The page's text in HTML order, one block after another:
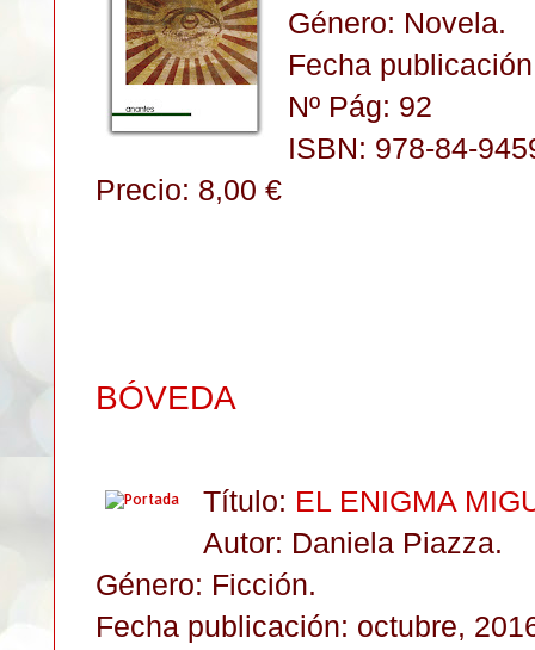
Género: Novela.
Fecha
Nº Pág: 92
ISBN: 978-84-
Precio: 8,00 €
BÓVEDA
Título: EL ENIGMA
Autor: Daniela Piazza.
Género: Ficción.
Fecha publicación: octubre,